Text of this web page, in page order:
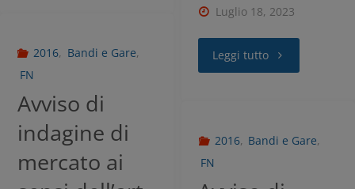
Luglio 18, 2023
Leggi tutto
2016, Bandi e Gare,
FN
Avviso di
indagine di
mercato ai
2016, Bandi e Gare,
FN